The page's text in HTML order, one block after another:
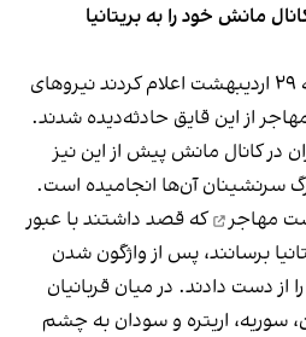
مانش خود را به بریتانیا
مقام‌های فرانسوی دوشنبه ۲۹ اردیبهشت اعلام کردند نیروهای
در کانال مانش پیش از این نیز
سرنشینان آن‌ها انجامیده است.
مهاجر
که قصد داشتند با عبور
برسانند، پس از واژگون شدن
از دست دادند. در میان قربانیان
سوریه، اریتره و سودان به چشم